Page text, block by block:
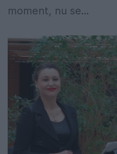
moment, nu se...